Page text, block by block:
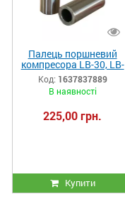
Палець поршневий
компресора LB-30, LB-
40, LH-20, ЛБ 30, ЛБ40
Код: 1637837889
В наявності
225,00 грн.
Купити